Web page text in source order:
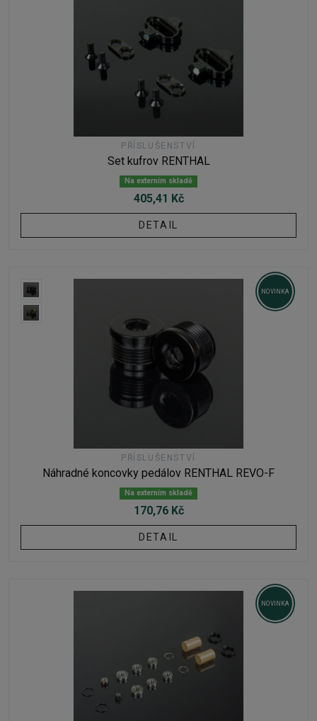
PŘÍSLUŠENSTVÍ
Set kufrov RENTHAL
Na externím skladě
405,41 Kč
DETAIL
NOVINKA
PŘÍSLUŠENSTVÍ
Náhradné koncovky pedálov RENTHAL REVO-F
Na externím skladě
170,76 Kč
DETAIL
NOVINKA